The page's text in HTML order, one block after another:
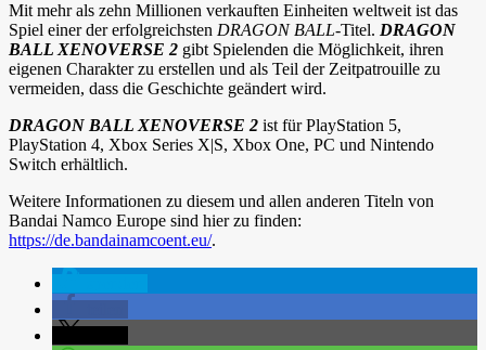
Mit mehr als zehn Millionen verkauften Einheiten weltweit ist das
Spiel einer der erfolgreichsten DRAGON BALL-Titel. DRAGON
BALL XENOVERSE 2 gibt Spielenden die Möglichkeit, ihren
eigenen Charakter zu erstellen und als Teil der Zeitpatrouille zu
vermeiden, dass die Geschichte geändert wird.
DRAGON BALL XENOVERSE 2 ist für PlayStation 5,
PlayStation 4, Xbox Series X|S, Xbox One, PC und Nintendo
Switch erhältlich.
Weitere Informationen zu diesem und allen anderen Titeln von
Bandai Namco Europe sind hier zu finden:
https://de.bandainamcoent.eu/.